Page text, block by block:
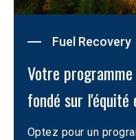
Fuel Recovery
Votre
fondé sur
Optez pour un